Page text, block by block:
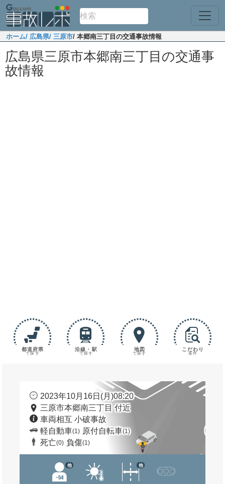
ホーム/ 広島県/ 三原市/ 本郷南三丁目の交通事故情報
広島県三原市本郷南三丁目の交通事
故情報
都道府県
で探す
沿線・駅
で探す
地図
で探す
こだわり
条件
2023年10月16日(月)08:20
三原市本郷南三丁目 付近
車両相互 小破事故
軽自動車(1) 原付自転車(1)
死亡(0) 負傷(1)
他 他